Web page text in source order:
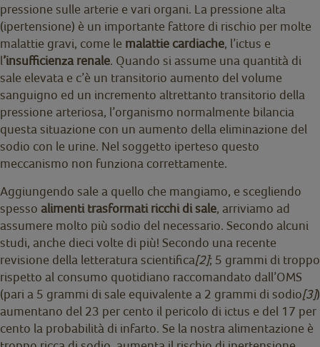
pressione sulle arterie e vari organi. La pressione alta
(ipertensione) è un importante fattore di rischio per molte
malattie gravi, come le malattie cardiache, l’ictus e
l’insufficienza renale. Quando si assume una quantità di
sale elevata e c’è un transitorio aumento del volume
sanguigno ed un incremento altrettanto transitorio della
pressione arteriosa, l’organismo normalmente bilancia
questa situazione con un aumento della eliminazione del
sodio con le urine. Nel soggetto iperteso questo
meccanismo non funziona correttamente.
Aggiungendo sale a quello che mangiamo, e scegliendo
spesso alimenti trasformati ricchi di sale, arriviamo ad
assumere molto più sodio del necessario. Secondo alcuni
studi, anche dieci volte di più! Secondo una recente
revisione della letteratura scientifica[2]; 5 grammi di troppo
rispetto al consumo quotidiano raccomandato dall’OMS
(pari a 5 grammi di sale equivalente a 2 grammi di sodio[3])
aumentano del 23 per cento il pericolo di ictus e del 17 per
cento la probabilità di infarto. Se la nostra alimentazione è